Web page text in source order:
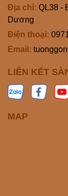
Địa chỉ: QL38 -
Dương
Điện thoại:
Email:
LIÊN KẾT
MAP